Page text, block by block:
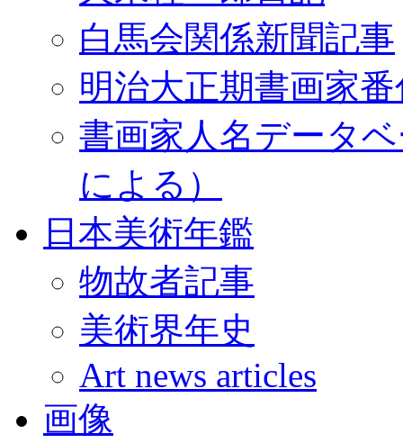
白馬会関係新聞記事
明治大正期書画家
書画家人名データ
による）
日本美術年鑑
物故者記事
美術界年史
Art news articles
画像